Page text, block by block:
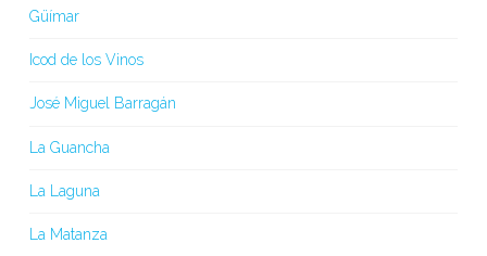
Güímar
Icod de los Vinos
José Miguel Barragán
La Guancha
La Laguna
La Matanza